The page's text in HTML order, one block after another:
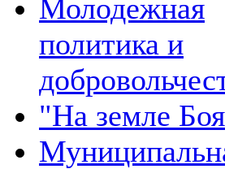
Молодежная
политика и
"На земле